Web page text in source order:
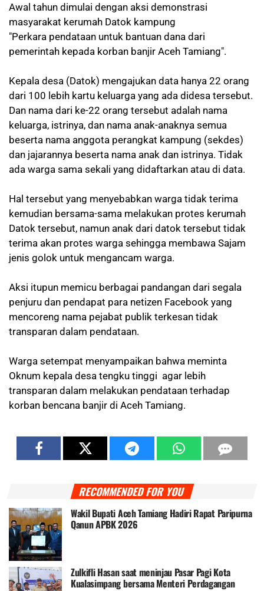
Awal tahun dimulai dengan aksi demonstrasi
masyarakat kerumah Datok kampung
"Perkara pendataan untuk bantuan dana dari
pemerintah kepada korban banjir Aceh Tamiang".
Kepala desa (Datok) mengajukan data hanya 22 orang
dari 100 lebih kartu keluarga yang ada didesa tersebut.
Dan nama dari ke-22 orang tersebut adalah nama
keluarga, istrinya, dan nama anak-anaknya semua
beserta nama anggota perangkat kampung (sekdes)
dan jajarannya beserta nama anak dan istrinya. Tidak
ada warga sama sekali yang didaftarkan atau di data.
Hal tersebut yang menyebabkan warga tidak terima
kemudian bersama-sama melakukan protes kerumah
Datok tersebut, namun anak dari datok tersebut tidak
terima akan protes warga sehingga membawa Sajam
jenis golok untuk mengancam warga.
Aksi itupun memicu berbagai pandangan dari segala
penjuru dan pendapat para netizen Facebook yang
mencoreng nama pejabat publik terkesan tidak
transparan dalam pendataan.
Warga setempat menyampaikan bahwa meminta
Oknum kepala desa tengku tinggi agar lebih
transparan dalam melakukan pendataan terhadap
korban bencana banjir di Aceh Tamiang.
RECOMMENDED FOR YOU
Wakil Bupati Aceh Tamiang Hadiri Rapat Paripurna
Qanun APBK 2026
Zulkifli Hasan saat meninjau Pasar Pagi Kota
Kualasimpang bersama Menteri Perdagangan